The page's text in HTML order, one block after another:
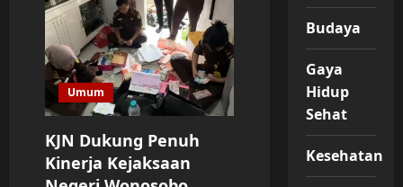
Umum
KJN Dukung Penuh
Kinerja Kejaksaan
Budaya
Gaya
Hidup
Sehat
Kesehatan